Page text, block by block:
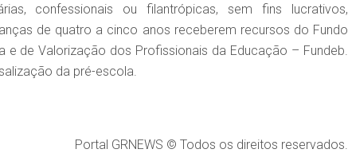
confessionais ou filantrópicas, sem fins lucrativos,
de quatro a cinco anos receberem recursos do Fundo
de Valorização dos Profissionais da Educação – Fundeb.
da pré-escola.
Portal GRNEWS © Todos os direitos reservados.